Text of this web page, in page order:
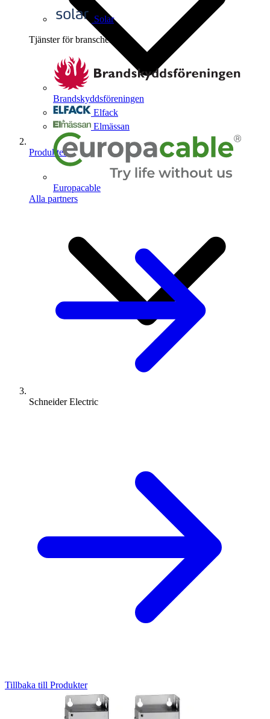
Solar
Tjänster för branschen
Brandskyddsföreningen
Elfack
Elmässan
Europacable
Alla partners
Produkter
Schneider Electric
Tillbaka till Produkter